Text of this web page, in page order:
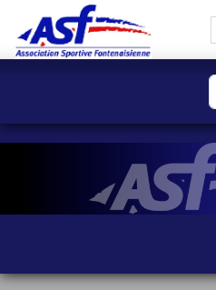
Panneau de gestion des cookies